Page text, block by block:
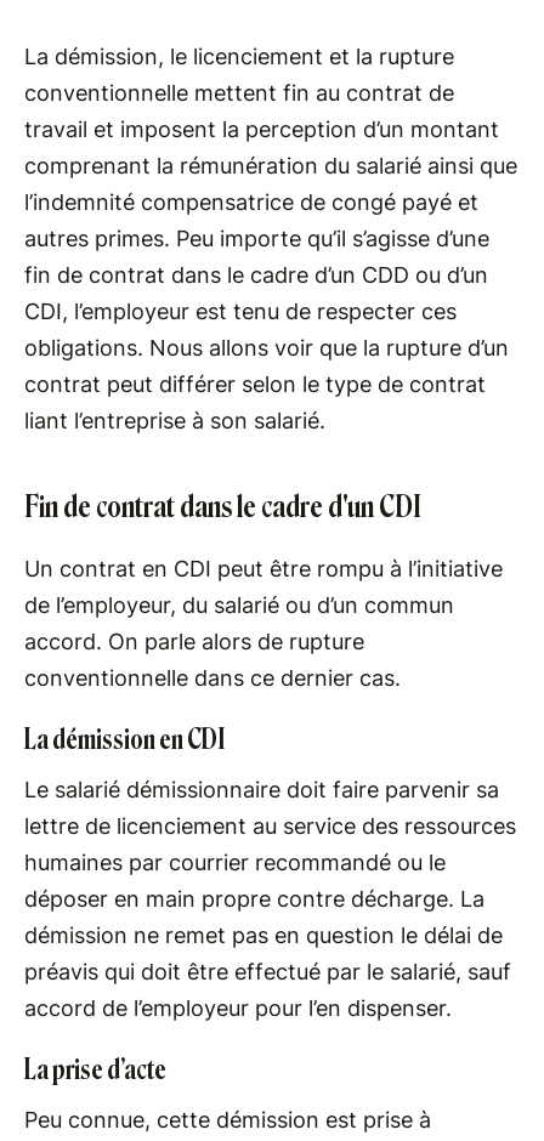
La démission, le licenciement et la rupture
conventionnelle mettent fin au contrat de
travail et imposent la perception d’un montant
comprenant la rémunération du salarié ainsi que
l’indemnité compensatrice de congé payé et
autres primes. Peu importe qu’il s’agisse d’une
fin de contrat dans le cadre d’un CDD ou d’un
CDI, l’employeur est tenu de respecter ces
obligations. Nous allons voir que la rupture d’un
contrat peut différer selon le type de contrat
liant l’entreprise à son salarié.
Fin de contrat dans le cadre d'un CDI
Un contrat en CDI peut être rompu à l’initiative
de l’employeur, du salarié ou d’un commun
accord. On parle alors de rupture
conventionnelle dans ce dernier cas.
La démission en CDI
Le salarié démissionnaire doit faire parvenir sa
lettre de licenciement au service des ressources
humaines par courrier recommandé ou le
déposer en main propre contre décharge. La
démission ne remet pas en question le délai de
préavis qui doit être effectué par le salarié, sauf
accord de l’employeur pour l’en dispenser.
La prise d’acte
Peu connue, cette démission est prise à